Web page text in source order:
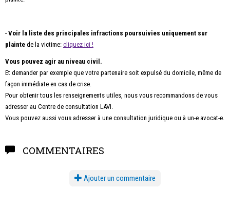
- Voir la liste des principales infractions poursuivies uniquement sur
plainte de la victime: cliquez ici !
Vous pouvez agir au niveau civil.
Et demander par exemple que votre partenaire soit expulsé du domicile, même de
façon immédiate en cas de crise.
Pour obtenir tous les renseignements utiles, nous vous recommandons de vous
adresser au Centre de consultation LAVI.
Vous pouvez aussi vous adresser à une consultation juridique ou à un-e avocat-e.
COMMENTAIRES
Ajouter un commentaire